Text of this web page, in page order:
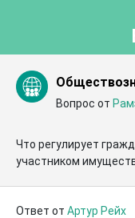
Вопрос от
Что регулирует
участником
Ответ от Артур Рейх